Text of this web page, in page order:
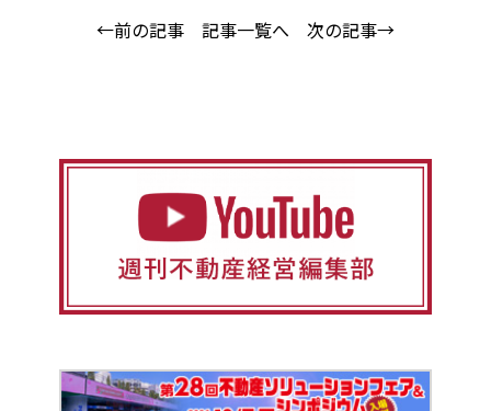
←前の記事 記事一覧へ 次の記事→